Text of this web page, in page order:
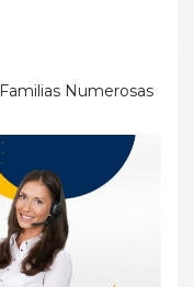
Numerosas